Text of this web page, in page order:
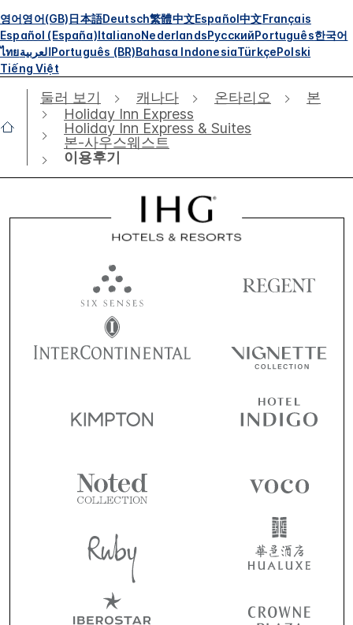
영어영어(GB)日本語Deutsch繁體中文Español中文Français
Español (España)ItalianoNederlandsРусскийPortuguês한국어
ไทยالعربيةPortuguês (BR)Bahasa IndonesiaTürkçePolski
Tiếng Việt
둘러 보기 캐나다 온타리오
본
Holiday Inn Express
Holiday Inn Express & Suites
본-사우스웨스트
이용후기